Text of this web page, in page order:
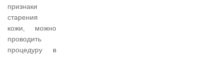
признаки
старения
кожи, можно
проводить
процедуру в